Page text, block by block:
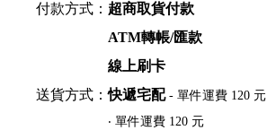
付款方式： 超商取貨付款
ATM轉帳/匯款
線上刷卡
送貨方式：快遞宅配- 單件運費 120 元
‧ 單件運費 120 元